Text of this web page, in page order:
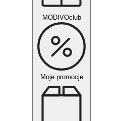
MODIVOclub
Moje promocje